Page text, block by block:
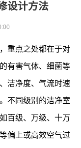
设计方法
重点之处都在于对
有害气体、细菌等
洁净度、气流时速
不同级别的洁净室
百级、万级、十万
偏上或高效空气过